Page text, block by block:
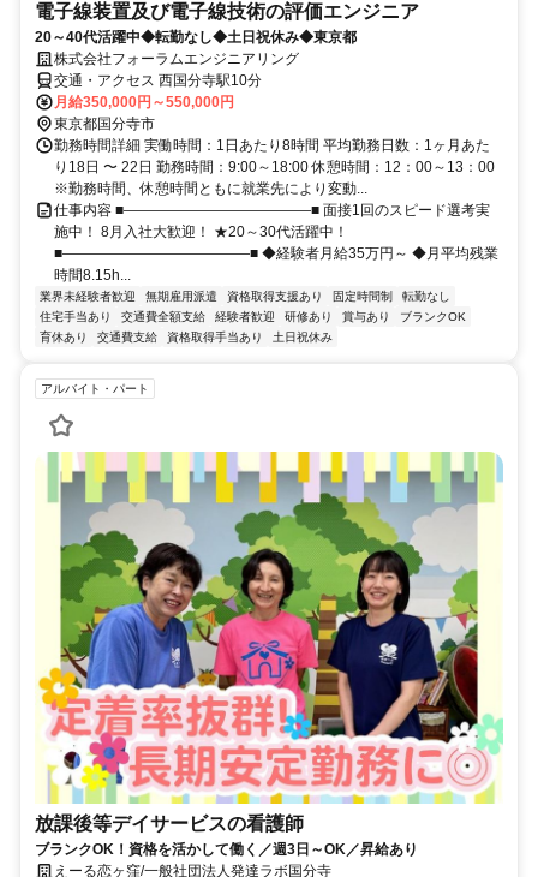
電子線装置及び電子線技術の評価エンジニア
20～40代活躍中◆転勤なし◆土日祝休み◆東京都
株式会社フォーラムエンジニアリング
交通・アクセス 西国分寺駅10分
月給350,000円～550,000円
東京都国分寺市
勤務時間詳細 実働時間：1日あたり8時間 平均勤務日数：1ヶ月あた
り18日 〜 22日 勤務時間：9:00～18:00 休憩時間：12：00～13：00
※勤務時間、休憩時間ともに就業先により変動...
仕事内容 ■―――――――――――――■ 面接1回のスピード選考実
施中！ 8月入社大歓迎！ ★20～30代活躍中！
■―――――――――――――■ ◆経験者月給35万円～ ◆月平均残業
時間8.15h...
業界未経験者歓迎 無期雇用派遣 資格取得支援あり 固定時間制
転勤なし
住宅手当あり
交通費全額支給 経験者歓迎 研修あり 賞与あり
ブランクOK
育休あり
交通費支給 資格取得手当あり 土日祝休み
アルバイト・パート
放課後等デイサービスの看護師
ブランクOK！資格を活かして働く／週3日～OK／昇給あり
えーる恋ヶ窪/一般社団法人発達ラボ国分寺